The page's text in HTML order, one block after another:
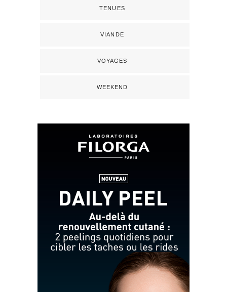
TENUES
VIANDE
VOYAGES
WEEKEND